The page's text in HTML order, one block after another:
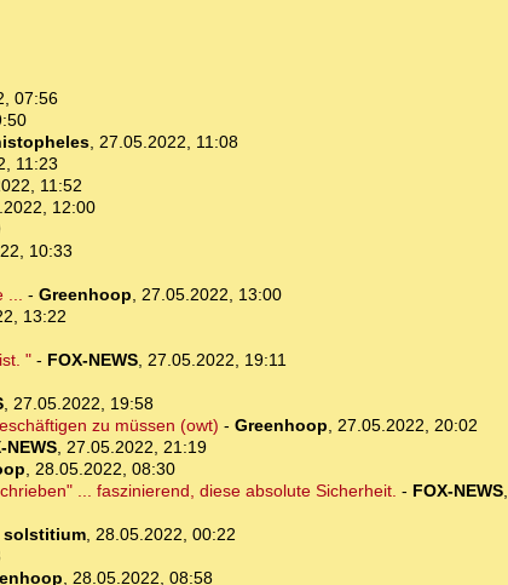
07:56
, 27.05.2022, 11:08
11:23
11:52
12:00
10:33
... - Greenhoop, 27.05.2022, 13:00
13:22
"- FOX-NEWS, 27.05.2022, 19:11
, 27.05.2022, 19:58
zu müssen (owt) - Greenhoop, 27.05.2022, 20:02
NEWS, 27.05.2022, 21:19
, 28.05.2022, 08:30
... faszinierend, diese absolute Sicherheit. - FOX-NEWS,
solstitium, 28.05.2022, 00:22
, 28.05.2022, 08:58